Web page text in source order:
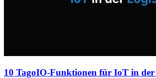
10 TagoIO-Funktionen für IoT in